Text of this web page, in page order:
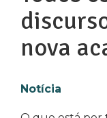
nova
Notícia